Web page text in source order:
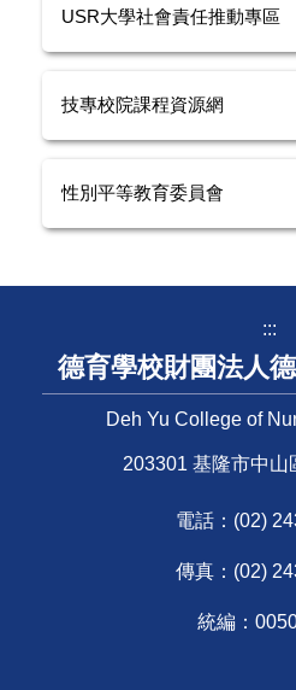
USR大學社會責任推動專區
技專校院課程資源網
性別平等教育委員會
:::
德育學校財團法人
Deh Yu College of
203301 基隆市中山
電話： (02)
傳真：(02)
統編：